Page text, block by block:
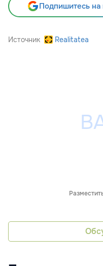
Подпишитесь на
Источник Realitatea